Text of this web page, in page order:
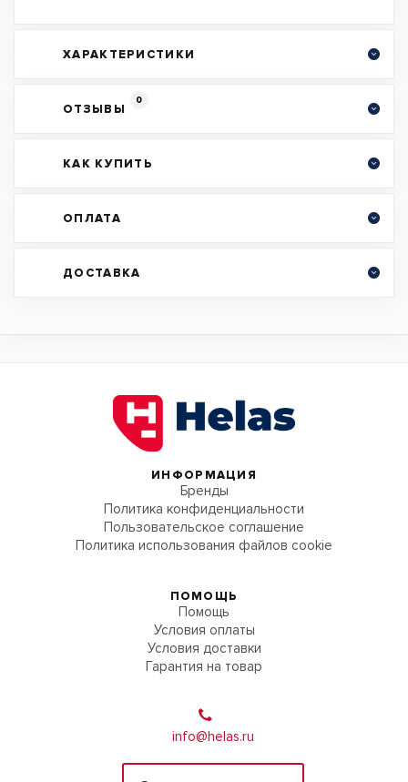
ХАРАКТЕРИСТИКИ
ОТЗЫВЫ
0
КАК КУПИТЬ
ОПЛАТА
ДОСТАВКА
ИНФОРМАЦИЯ
Бренды
Политика конфиденциальности
Пользовательское соглашение
Политика использования файлов cookie
ПОМОЩЬ
Помощь
Условия оплаты
Условия доставки
Гарантия на товар
info@helas.ru